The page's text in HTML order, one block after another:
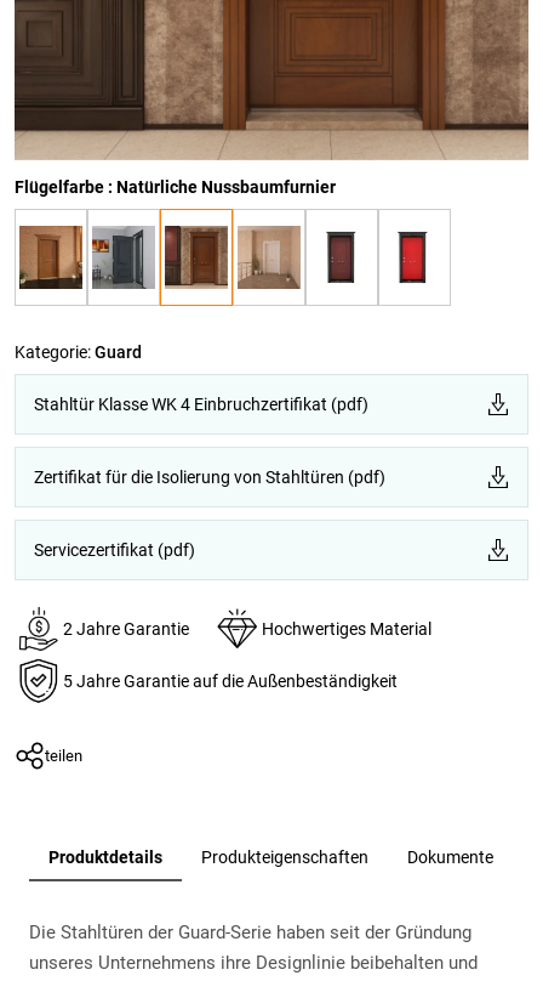
Flügelfarbe : Natürliche Nussbaumfurnier
Kategorie:Guard
Stahltür Klasse WK 4 Einbruchzertifikat (pdf)
Zertifikat für die Isolierung von Stahltüren (pdf)
Servicezertifikat (pdf)
2 Jahre Garantie Hochwertiges Material
5 Jahre Garantie auf die Außenbeständigkeit
teilen
Produktdetails Produkteigenschaften Dokumente
Die Stahltüren der Guard-Serie haben seit der Gründung
unseres Unternehmens ihre Designlinie beibehalten und